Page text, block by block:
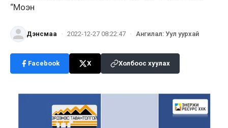
“Моэн
Дэнсмаа · 2022-12-27 08:22:47 · Ангилал: Уул уурхай
Facebook X Холбоос хуулах